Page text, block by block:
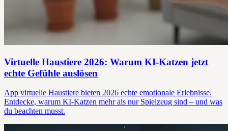
Virtuelle Haustiere 2026: Warum KI-Katzen jetzt
echte Gefühle auslösen
App virtuelle Haustiere bieten 2026 echte emotionale Erlebnisse.
Entdecke, warum KI-Katzen mehr als nur Spielzeug sind – und was
du beachten musst.